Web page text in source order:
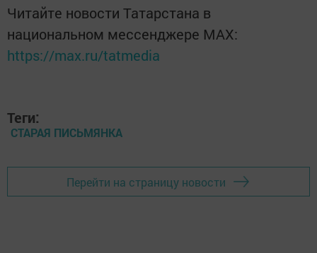
Читайте новости Татарстана в
национальном мессенджере MАХ:
https://max.ru/tatmedia
Теги:
СТАРАЯ ПИСЬМЯНКА
Перейти на страницу новости